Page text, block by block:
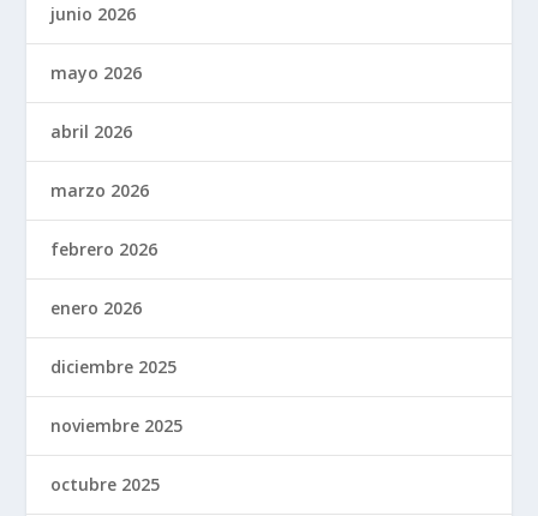
junio 2026
mayo 2026
abril 2026
marzo 2026
febrero 2026
enero 2026
diciembre 2025
noviembre 2025
octubre 2025